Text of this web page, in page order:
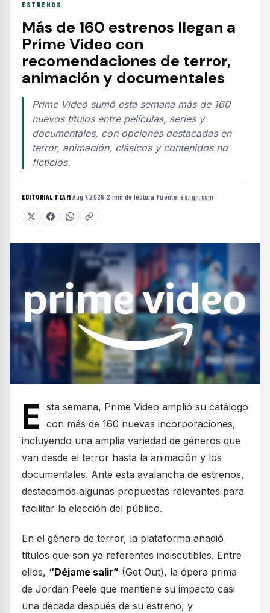
ESTRENOS
Más de 160 estrenos llegan a
Prime Video con
recomendaciones de terror,
animación y documentales
Prime Video sumó esta semana más de 160
nuevos títulos entre películas, series y
documentales, con opciones destacadas en
terror, animación, clásicos y contenidos no
ficticios.
EDITORIAL TEAM·Aug 7, 2026 ·2 min de lectura ·Fuente:es.ign.com
E sta semana, Prime Video amplió su catálogo
con más de 160 nuevas incorporaciones,
incluyendo una amplia variedad de géneros que
van desde el terror hasta la animación y los
documentales. Ante esta avalancha de estrenos,
destacamos algunas propuestas relevantes para
facilitar la elección del público.
En el género de terror, la plataforma añadió
títulos que son ya referentes indiscutibles. Entre
ellos, “Déjame salir” (Get Out), la ópera prima
de Jordan Peele que mantiene su impacto casi
una década después de su estreno, y